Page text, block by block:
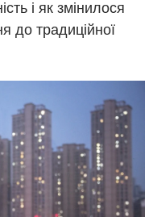
і як змінилося
до традиційної